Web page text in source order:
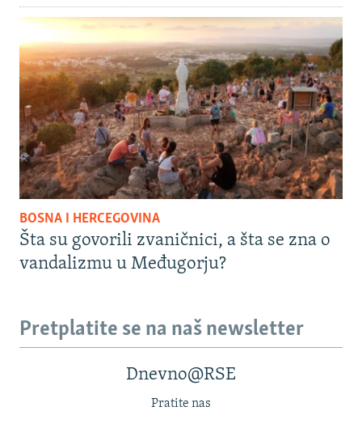
BOSNA I HERCEGOVINA
Šta su govorili zvaničnici, a šta se zna o
vandalizmu u Međugorju?
Pretplatite se na naš newsletter
Dnevno@RSE
Pratite nas